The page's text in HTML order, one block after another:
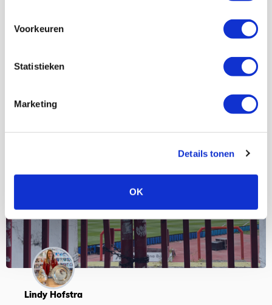
Voorkeuren
Statistieken
Marketing
Details tonen
OK
11
Servische maffiabaas in grauwe bak
en feesten met Tadic
Lindy Hofstra